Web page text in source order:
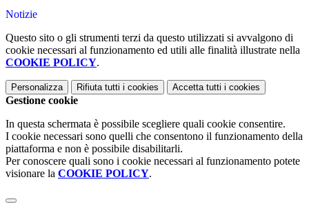
Notizie
Questo sito o gli strumenti terzi da questo utilizzati si avvalgono di
cookie necessari al funzionamento ed utili alle finalità illustrate nella
COOKIE POLICY.
Personalizza Rifiuta tutti i cookies Accetta tutti i cookies
Gestione cookie
In questa schermata è possibile scegliere quali cookie consentire.
I cookie necessari sono quelli che consentono il funzionamento della
piattaforma e non è possibile disabilitarli.
Per conoscere quali sono i cookie necessari al funzionamento potete
visionare la COOKIE POLICY.